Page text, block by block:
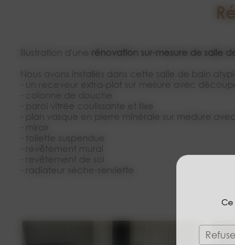
Ce
Illustration d'une rénovation sur-mesure de salle
Nous avons installés dans cette salle de bain
- un receveur extra-plat sur mesure avec
- colonne de douche
- paroi vitrée coulissante et fixe
- plan vasque en pierre minérale sur medure
- miroir
- toilette suspendue
- revêtement mural
- revêtement de sol
- radiateur sèche-serviette